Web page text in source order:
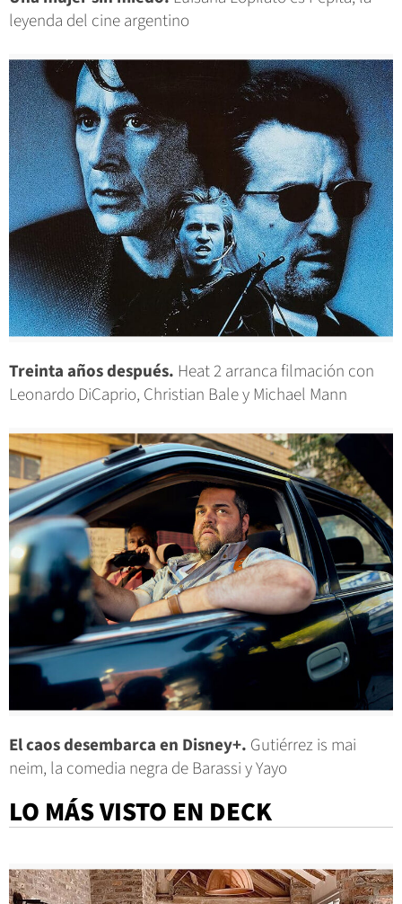
leyenda del cine argentino
Treinta años después. Heat 2 arranca filmación con
Leonardo DiCaprio, Christian Bale y Michael Mann
El caos desembarca en Disney+. Gutiérrez is mai
neim, la comedia negra de Barassi y Yayo
LO MÁS VISTO EN DECK